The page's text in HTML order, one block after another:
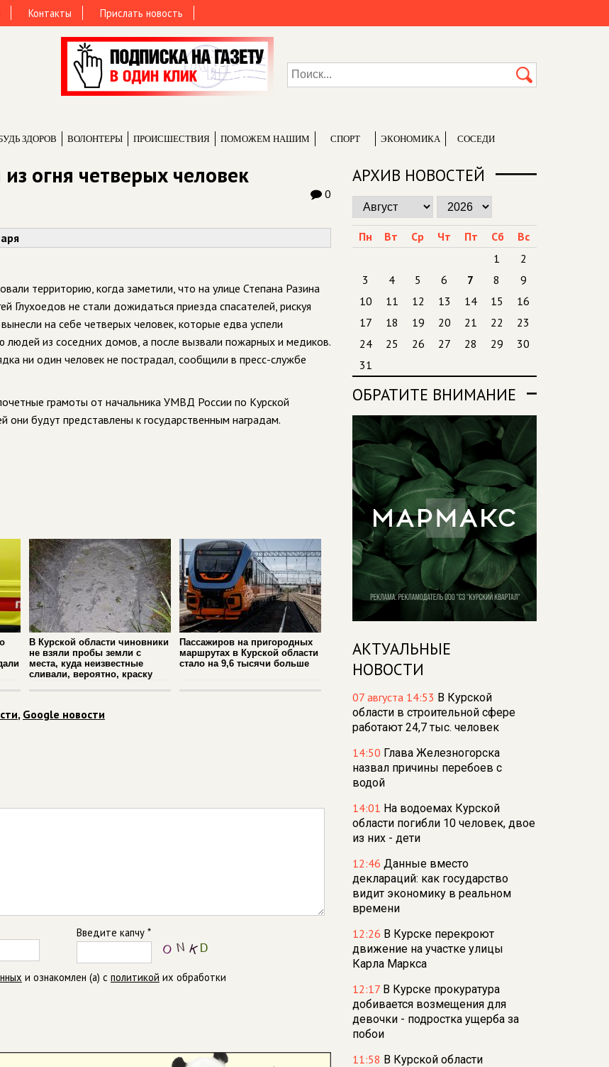
Контакты Прислать новость
ЗДОРОВ ВОЛОНТЕРЫ ПРОИCШЕСТВИЯ ПОМОЖЕМ НАШИМ СПОРТ ЭКОНОМИКА СОСЕДИ
огня четверых человек
0
территорию, когда заметили, что на улице Степана Разина
Глухоедов не стали дожидаться приезда спасателей, рискуя
на себе четверых человек, которые едва успели
людей из соседних домов, а после вызвали пожарных и медиков.
ни один человек не пострадал, сообщили в пресс-службе
грамоты от начальника УМВД России по Курской
они будут представлены к государственным наградам.
В Курской области чиновники
не взяли пробы земли с
места, куда неизвестные
сливали, вероятно, краску
Пассажиров на пригородных
маршрутах в Курской области
стало на 9,6 тысячи больше
, Google новости
Введите капчу *
и ознакомлен (а) с политикой их обработки
АРХИВ НОВОСТЕЙ
Пн Вт Ср Чт Пт Сб
Вс
1
2
3
4 5 6 7 8
9
10
11 12 13 14 15
16
17
18 19 20 21 22
23
24
25 26 27 28 29
30
31
ОБРАТИТЕ ВНИМАНИЕ
АКТУАЛЬНЫЕ
НОВОСТИ
07 августа 14:53 В Курской
области в строительной сфере
работают 24,7 тыс. человек
14:50 Глава Железногорска
назвал причины перебоев с
водой
14:01 На водоемах Курской
области погибли 10 человек, двое
из них - дети
12:46 Данные вместо
деклараций: как государство
видит экономику в реальном
времени
12:26 В Курске перекроют
движение на участке улицы
Карла Маркса
12:17 В Курске прокуратура
добивается возмещения для
девочки - подростка ущерба за
побои
11:58 В Курской области